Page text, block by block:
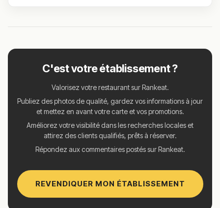
C'est votre établissement ?
Valorisez votre restaurant sur Rankeat.
Publiez des photos de qualité, gardez vos informations à jour
et mettez en avant votre carte et vos promotions.
Améliorez votre visibilité dans les recherches locales et
attirez des clients qualifiés, prêts à réserver.
Répondez aux commentaires postés sur Rankeat.
REVENDIQUER MON ÉTABLISSEMENT